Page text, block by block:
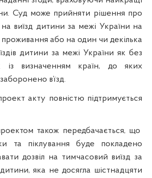
Суд може прийняти рішення про
виїзд дитини за межі України на
проживання або на один чи декілька
дитини за межі України як без
із визначенням країн, до яких
в’їзд.
акту повністю підтримується
також передбачається, що
та піклування буде покладено
дозвіл на тимчасовий виїзд за
дитини, яка не досягла шістнадцяти